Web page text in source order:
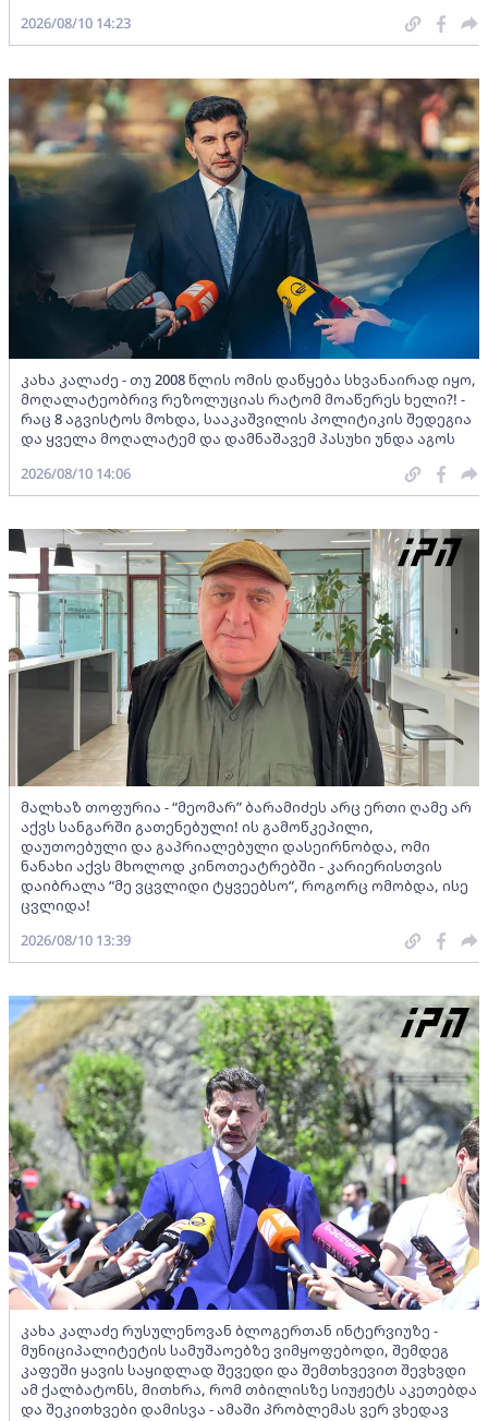
2026/08/10 14:23
კახა კალაძე - თუ 2008 წლის ომის დაწყება სხვანაირად იყო,
მოღალატეობრივ რეზოლუციას რატომ მოაწერეს ხელი?! -
რაც 8 აგვისტოს მოხდა, სააკაშვილის პოლიტიკის შედეგია
და ყველა მოღალატემ და დამნაშავემ პასუხი უნდა აგოს
2026/08/10 14:06
მალხაზ თოფურია - “მეომარ” ბარამიძეს არც ერთი ღამე არ
აქვს სანგარში გათენებული! ის გამოწკეპილი,
დაუთოებული და გაპრიალებული დასეირნობდა, ომი
ნანახი აქვს მხოლოდ კინოთეატრებში - კარიერისთვის
დაიბრალა “მე ვცვლიდი ტყვეებსო“, როგორც ომობდა, ისე
ცვლიდა!
2026/08/10 13:39
კახა კალაძე რუსულენოვან ბლოგერთან ინტერვიუზე -
მუნიციპალიტეტის სამუშაოებზე ვიმყოფებოდი, შემდეგ
კაფეში ყავის საყიდლად შევედი და შემთხვევით შევხვდი
ამ ქალბატონს, მითხრა, რომ თბილისზე სიუჟეტს აკეთებდა
და შეკითხვები დამისვა - ამაში პრობლემას ვერ ვხედავ